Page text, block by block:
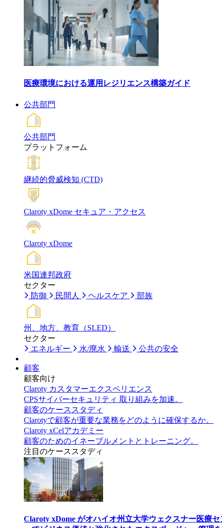
医療環境における運用レジリエンス構築ガイド
公共部門
公共部門
プラットフォーム
継続的脅威検知 (CTD)
Claroty xDome セキュア・アクセス
Claroty xDome
米国連邦政府
セクター
防御
民間人 ヘルスケア 部族
州、地方、教育（SLED）
セクター
エネルギー
水/廃水 輸送 公共の安全
顧客
顧客向け
Claroty カスタマーエクスペリエンス
CPSサイバーセキュリティ 取り組みを加速。
顧客のケーススタディ
Clarotyで顧客が重要な業務をどのように確保するか。
Claroty xCelアカデミー
顧客のためのイネーブルメントとトレーニング。
注目のケーススタディ
Claroty xDome がオハイオ州立大学ウェクスナー医療セ